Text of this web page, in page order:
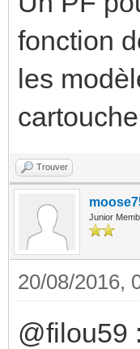
fonction
les
Trouver
Junior
20/08/2016,
@filou59